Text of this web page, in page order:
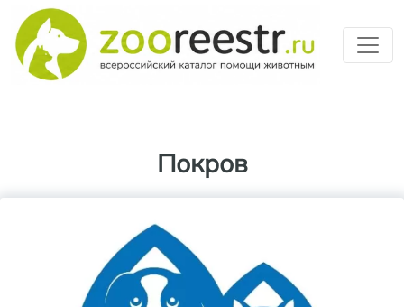
Покров